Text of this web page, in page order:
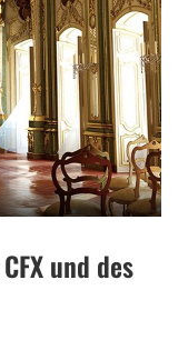
und des